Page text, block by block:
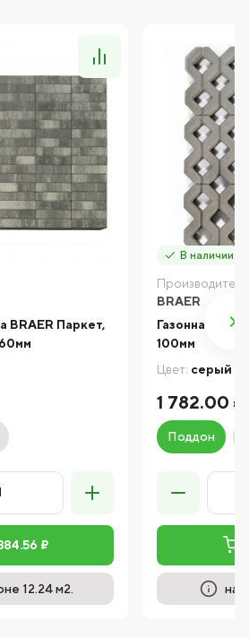
BRAER Паркет,
₽
12.24 м2.
В наличии
BRAER
Газонная
100мм
Цвет: серый
1 782.00 ₽
Поддон
на